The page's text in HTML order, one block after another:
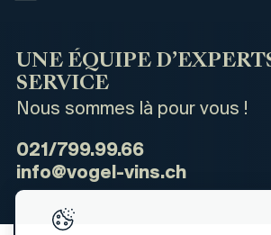
UNE ÉQUIPE
SERVICE
Nous sommes là pour vous !
021/799.99.66
info@vogel-vins.ch